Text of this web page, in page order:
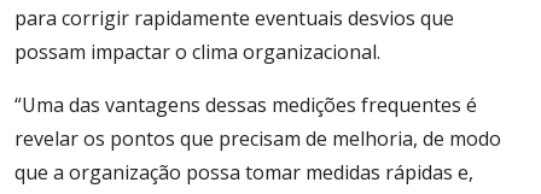
para corrigir rapidamente eventuais desvios que
possam impactar o clima organizacional.
“Uma das vantagens dessas medições frequentes é
revelar os pontos que precisam de melhoria, de modo
que a organização possa tomar medidas rápidas e,